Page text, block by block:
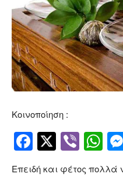
Κοινοποίηση :
Facebook
Twitter
Viber
Επειδή και φέτος πολλά